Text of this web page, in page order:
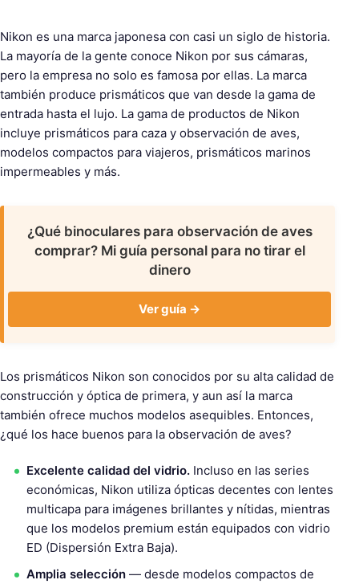
s
o
e
Nikon es una marca japonesa con casi un siglo de historia.
La mayoría de la gente conoce Nikon por sus cámaras,
pero la empresa no solo es famosa por ellas. La marca
también produce prismáticos que van desde la gama de
entrada hasta el lujo. La gama de productos de Nikon
incluye prismáticos para caza y observación de aves,
modelos compactos para viajeros, prismáticos marinos
impermeables y más.
¿Qué binoculares para observación de aves
comprar? Mi guía personal para no tirar el
dinero
Ver guía →
Los prismáticos Nikon son conocidos por su alta calidad de
construcción y óptica de primera, y aun así la marca
también ofrece muchos modelos asequibles. Entonces,
¿qué los hace buenos para la observación de aves?
Excelente calidad del vidrio. Incluso en las series
económicas, Nikon utiliza ópticas decentes con lentes
multicapa para imágenes brillantes y nítidas, mientras
que los modelos premium están equipados con vidrio
ED (Dispersión Extra Baja).
Amplia selección — desde modelos compactos de